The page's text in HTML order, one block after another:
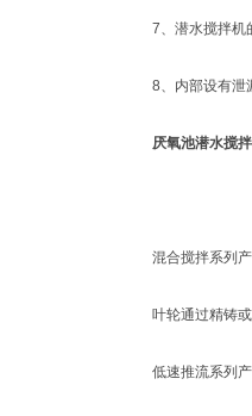
7、潜水搅拌机的
8、内部设有泄漏
厌氧池潜水搅
混合搅拌系列产
叶轮通过精铸或
低速推流系列产